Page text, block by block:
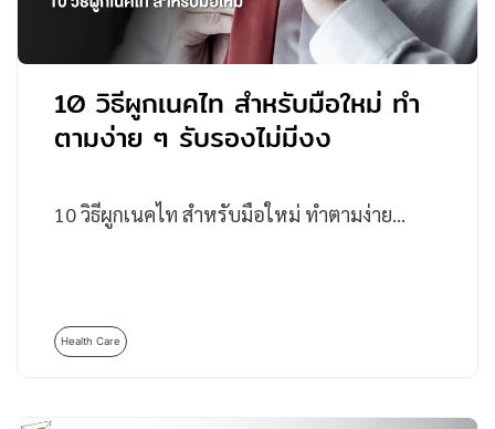
10 วิธีผูกเนคไท สำหรับมือใหม่ ทำ
ตามง่าย ๆ รับรองไม่มีงง
10 วิธีผูกเนคไท สำหรับมือใหม่ ทำตามง่าย…
Health Care